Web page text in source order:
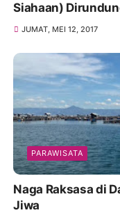
Siahaan)
JUMAT, MEI 12, 2017
PARAWISATA
Naga Raksasa di
Jiwa